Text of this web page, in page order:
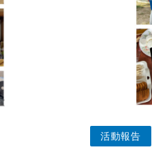
活動報告